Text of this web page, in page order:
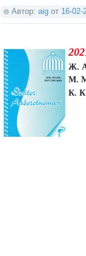
Автор: aig от 16-02-
Ж.
М.
К.